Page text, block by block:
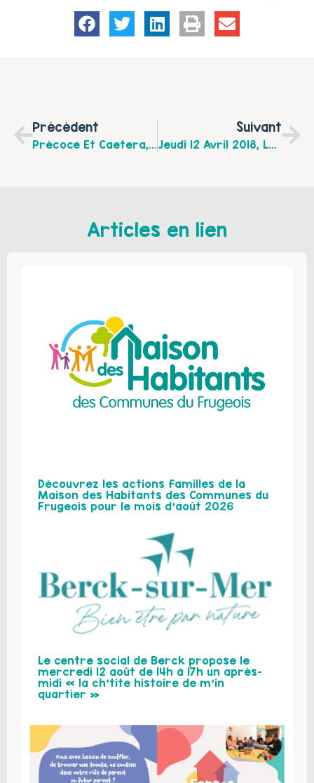
Précédent
Précoce Et Caetera, Une Nouvelle Association Sur Arques !
Suivant
Jeudi 12 Avril 2018, Les Professionnels Sont Invités À La Maison Des Ados De St-Omer Pour Un Atelier Autour Des Émotions
Articles en lien
Découvrez les actions familles de la
Maison des Habitants des Communes du
Frugeois pour le mois d’août 2026
Le centre social de Berck propose le
mercredi 12 août de 14h à 17h un après-
midi « la ch’tite histoire de m’in
quartier »